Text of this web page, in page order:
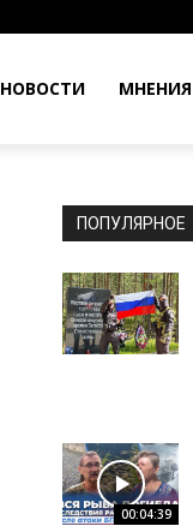
НОВОСТИ МНЕНИЯ
ПОПУЛЯРНОЕ
00:04:39